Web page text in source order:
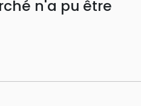
n'a pu être